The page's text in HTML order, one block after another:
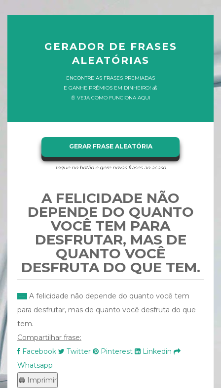
GERADOR DE FRASES
ALEATÓRIAS
ENCONTRE AS FRASES PREMIADAS
E GANHE PRÊMIOS EM DINHEIRO! 💰
📄 VEJA COMO FUNCIONA AQUI
GERAR FRASE ALEATÓRIA
Toque no botão e gere novas frases ao acaso.
A FELICIDADE NÃO
DEPENDE DO QUANTO
VOCÊ TEM PARA
DESFRUTAR, MAS DE
QUANTO VOCÊ
DESFRUTA DO QUE TEM.
A felicidade não depende do quanto você tem
para desfrutar, mas de quanto você desfruta do que
tem.
Compartilhar frase:
Facebook
Twitter Pinterest
Linkedin
Whatsapp